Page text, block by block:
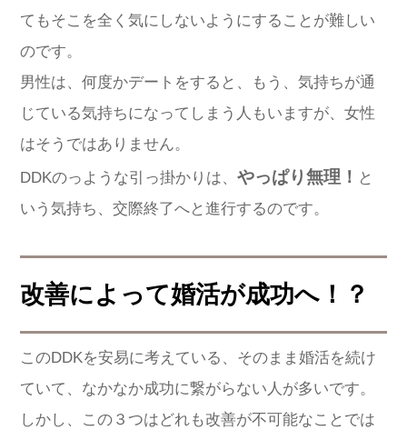
てもそこを全く気にしないようにすることが難しい
のです。
男性は、何度かデートをすると、もう、気持ちが通
じている気持ちになってしまう人もいますが、女性
はそうではありません。
DDKのっような引っ掛かりは、 やっぱり無理！ と
いう気持ち、交際終了へと進行するのです。
改善によって婚活が成功へ！？
このDDKを安易に考えている、そのまま婚活を続け
ていて、なかなか成功に繋がらない人が多いです。
しかし、この３つはどれも改善が不可能なことでは